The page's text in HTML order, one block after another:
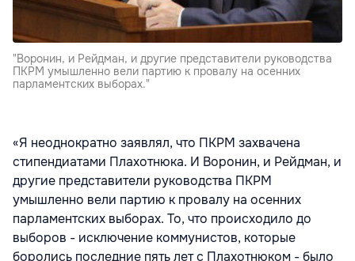
"Воронин, и Рейдман, и другие представители руководства
ПКРМ умышленно вели партию к провалу на осенних
парламентских выборах."
«Я неоднократно заявлял, что ПКРМ захвачена
стипендиатами Плахотнюка. И Воронин, и Рейдман, и
другие представители руководства ПКРМ
умышленно вели партию к провалу на осенних
парламентских выборах. То, что происходило до
выборов - исключение коммунистов, которые
боролись последние пять лет с Плахотнюком - было